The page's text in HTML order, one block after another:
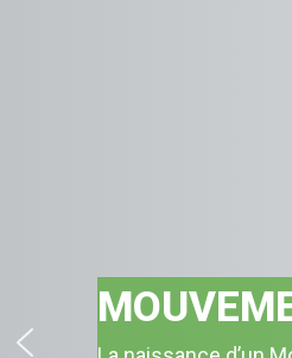
Une organisation